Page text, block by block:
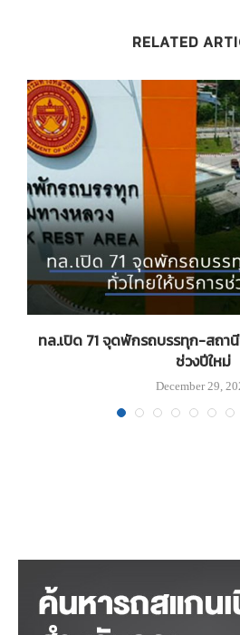
RELATED
ทล.เปิด 71 จุดพักรถบรรทุก-สถา
ช่วงปีใหม่
December 29,